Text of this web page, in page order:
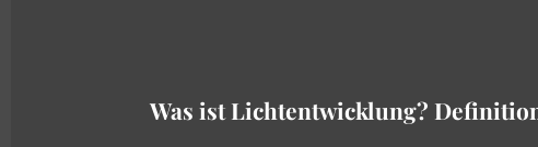
Was ist Lichtentwicklung?